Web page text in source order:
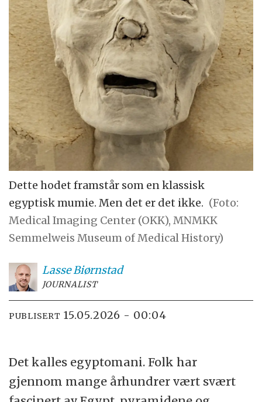
Dette hodet framstår som en klassisk
egyptisk mumie. Men det er det ikke. (Foto:
Medical Imaging Center (OKK), MNMKK
Semmelweis Museum of Medical History)
LasseBiørnstad
JOURNALIST
PUBLISERT 15.05.2026 - 00:04
Det kalles egyptomani. Folk har
gjennom mange århundrer vært svært